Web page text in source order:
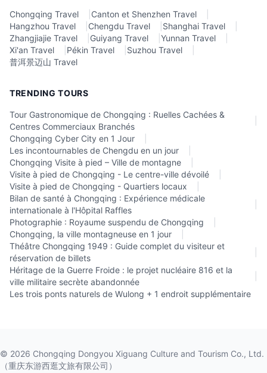
Chongqing Travel Canton et Shenzhen Travel
Hangzhou Travel
Chengdu Travel Shanghai Travel
Zhangjiajie Travel
Guiyang Travel Yunnan Travel
Xi'an Travel
Pékin Travel Suzhou Travel
普洱景迈山 Travel
TRENDING TOURS
Tour Gastronomique de Chongqing : Ruelles Cachées &
Centres Commerciaux Branchés
Chongqing Cyber City en 1 Jour
Les incontournables de Chengdu en un jour
Chongqing Visite à pied – Ville de montagne
Visite à pied de Chongqing - Le centre-ville dévoilé
Visite à pied de Chongqing - Quartiers locaux
Bilan de santé à Chongqing : Expérience médicale
internationale à l'Hôpital Raffles
Photographie : Royaume suspendu de Chongqing
Chongqing, la ville montagneuse en 1 jour
Théâtre Chongqing 1949 : Guide complet du visiteur et
réservation de billets
Héritage de la Guerre Froide : le projet nucléaire 816 et la
ville militaire secrète abandonnée
Les trois ponts naturels de Wulong + 1 endroit supplémentaire
© 2026 Chongqing Dongyou Xiguang Culture and Tourism Co., Ltd.
（重庆东游西逛文旅有限公司）